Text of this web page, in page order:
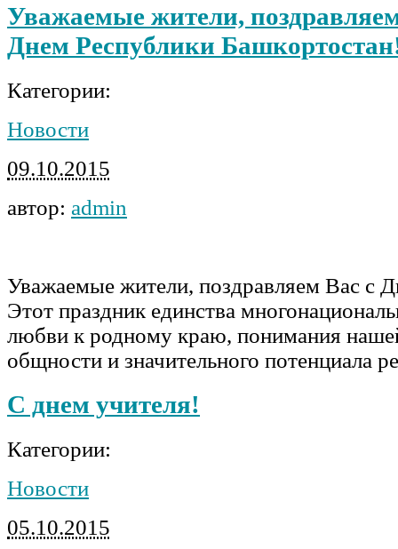
Уважаемые жители,
Днем Республики
Категории:
Новости
09.10.2015
автор: admin
Уважаемые жители, поздравляем Вас с
Этот праздник единства
любви к родному краю, понимания
общности и значительного потенциала
С днем учителя!
Категории:
Новости
05.10.2015